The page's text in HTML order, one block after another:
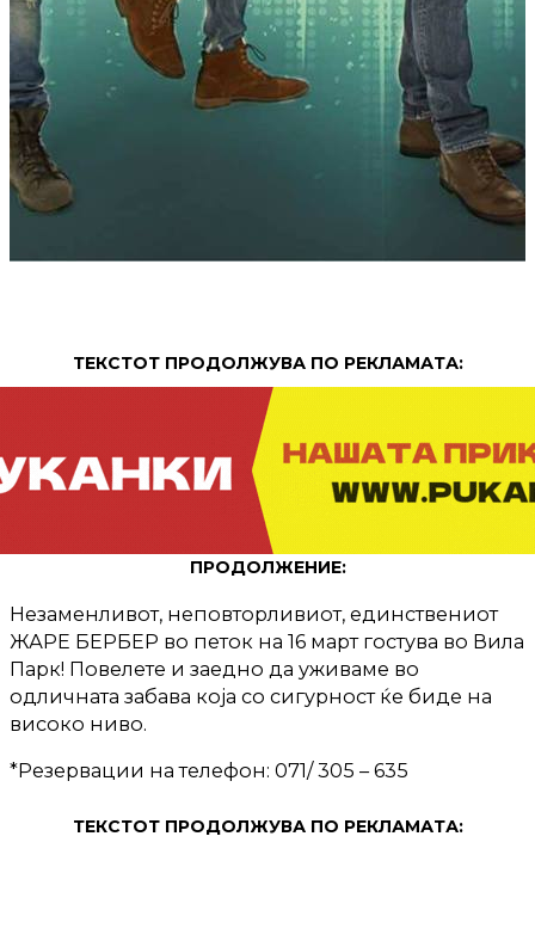
ТЕКСТОТ ПРОДОЛЖУВА ПО РЕКЛАМАТА:
ПРОДОЛЖЕНИЕ:
Незаменливот, неповторливиот, единствениот
ЖАРЕ БЕРБЕР во петок на 16 март гостува во Вила
Парк! Повелете и заедно да уживаме во
одличната забава која со сигурност ќе биде на
високо ниво.
*Резервации на телефон: 071/ 305 – 635
ТЕКСТОТ ПРОДОЛЖУВА ПО РЕКЛАМАТА: